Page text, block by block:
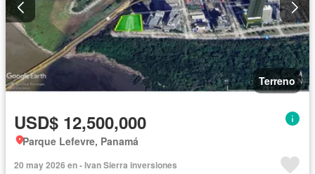
Terreno
USD$ 12,500,000
Parque Lefevre, Panamá
20 may 2026 en - Ivan Sierra inversiones